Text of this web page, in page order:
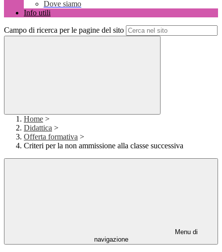
Dove siamo
Info utili
Campo di ricerca per le pagine del sito
Home >
Didattica >
Offerta formativa >
Criteri per la non ammissione alla classe successiva
Menu di
navigazione